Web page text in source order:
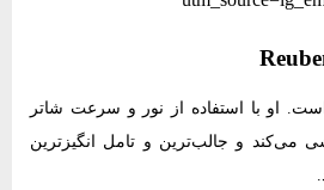
او با استفاده از نور و سرعت شاتر
می‌کند و جالب‌ترین و تامل انگیزترین